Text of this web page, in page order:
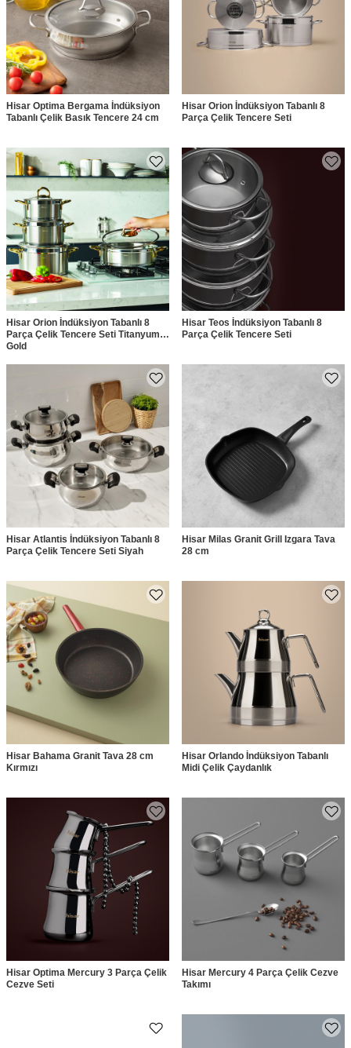
Hisar Optima Bergama İndüksiyon
Tabanlı Çelik Basık Tencere 24 cm
Hisar Orion İndüksiyon Tabanlı 8
Parça Çelik Tencere Seti
Hisar Orion İndüksiyon Tabanlı 8
Parça Çelik Tencere Seti Titanyum
Gold
Hisar Teos İndüksiyon Tabanlı 8
Parça Çelik Tencere Seti
Hisar Atlantis İndüksiyon Tabanlı 8
Parça Çelik Tencere Seti Siyah
Hisar Milas Granit Grill Izgara Tava
28 cm
Hisar Bahama Granit Tava 28 cm
Kırmızı
Hisar Orlando İndüksiyon Tabanlı
Midi Çelik Çaydanlık
Hisar Optima Mercury 3 Parça Çelik
Cezve Seti
Hisar Mercury 4 Parça Çelik Cezve
Takımı